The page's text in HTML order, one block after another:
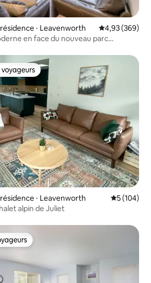
⋅ Leavenworth Évaluation
4,93 (369)
en face du nouveau parc
les plus appréciés
⋅ Leavenworth Évaluation
5 (104)
alpin de Juliet